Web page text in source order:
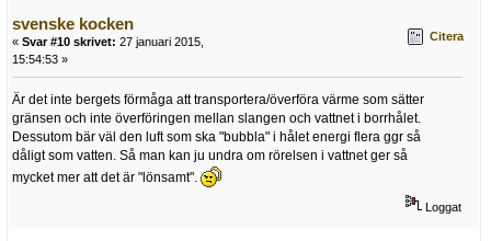
svenske kocken
« Svar #10 skrivet: 27 januari 2015,
15:54:53 »
Citera
Är det inte bergets förmåga att transportera/överföra värme som sätter
gränsen och inte överföringen mellan slangen och vattnet i borrhålet.
Dessutom bär väl den luft som ska "bubbla" i hålet energi flera ggr så
dåligt som vatten. Så man kan ju undra om rörelsen i vattnet ger så
mycket mer att det är "lönsamt".
Loggat